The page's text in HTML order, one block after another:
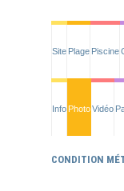
Site Plage Piscine
Info PhotoVidéo
CONDITION